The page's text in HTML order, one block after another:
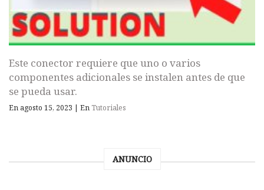
Este conector requiere que uno o varios
componentes adicionales se instalen antes de que
se pueda usar.
En agosto 15, 2023 | En Tutoriales
ANUNCIO